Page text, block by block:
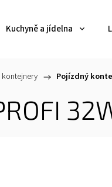
Kuchyně a jídelna
/ Pojízdný